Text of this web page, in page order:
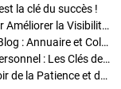
la clé du succès !
Optimisation SEO des Articles : Stratégies pour Améliorer la Visibilité de Votre Blog
Stratégies pour améliorer la visibilité de votre Blog : Annuaire et Collaborations
Pourquoi Investir dans un Nom de Domaine Personnel : Les Clés de la Réussite de Votre Blog
Comment Faire Émerger Votre Blog : Le Pouvoir de la Patience et de la Persévérance